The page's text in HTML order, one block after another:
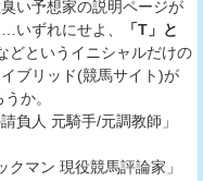
い予想家の説明ページが
いずれにせよ、
「T」と
どというイニシャルだけの
ブリッド(競馬サイト)が
うか。
負人 元騎手/元調教師」
クマン 現役競馬評論家」